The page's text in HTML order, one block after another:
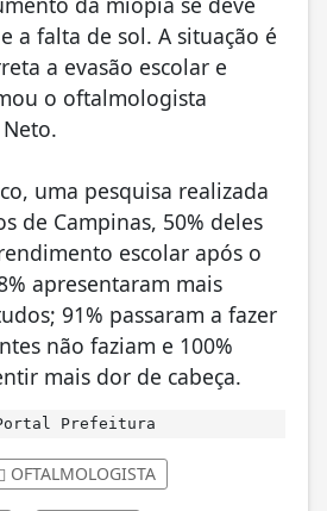
a falta de sol. A situação é
a evasão escolar e
o oftalmologista
uma pesquisa realizada
de Campinas, 50% deles
escolar após o
apresentaram mais
91% passaram a fazer
não faziam e 100%
mais dor de cabeça.
Prefeitura
OFTALMOLOGISTA